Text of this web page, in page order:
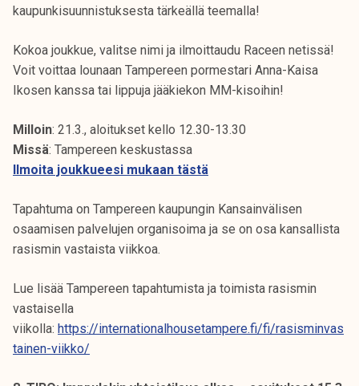
kaupunkisuunnistuksesta tärkeällä teemalla!
Kokoa joukkue, valitse nimi ja ilmoittaudu Raceen netissä!
Voit voittaa lounaan Tampereen pormestari Anna-Kaisa
Ikosen kanssa tai lippuja jääkiekon MM-kisoihin!
Milloin: 21.3., aloitukset kello 12.30-13.30
Missä: Tampereen keskustassa
Ilmoita joukkueesi mukaan tästä
Tapahtuma on Tampereen kaupungin Kansainvälisen
osaamisen palvelujen organisoima ja se on osa kansallista
rasismin vastaista viikkoa.
Lue lisää Tampereen tapahtumista ja toimista rasismin
vastaisella
viikolla: https://internationalhousetampere.fi/fi/rasisminvas
tainen-viikko/